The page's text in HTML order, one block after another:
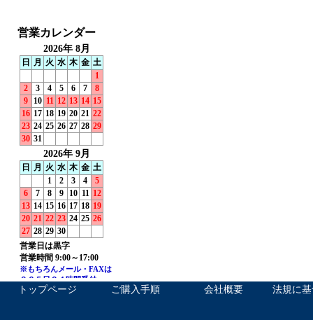
トップページ ご購入手順 会社概要 法規に